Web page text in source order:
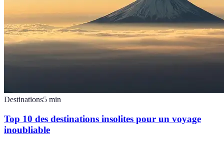
Destinations5 min
Top 10 des destinations insolites pour un voyage
inoubliable